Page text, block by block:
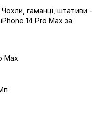
гаманці, штативи -
14 Pro Max за
Max